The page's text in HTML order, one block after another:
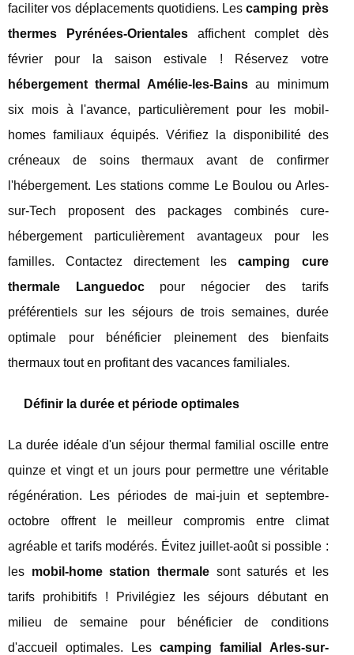
faciliter vos déplacements quotidiens. Lescamping près
thermes Pyrénées-Orientalesaffichent complet dès
février pour la saison estivale ! Réservez votre
hébergement thermal Amélie-les-Bainsau minimum
six mois à l'avance, particulièrement pour les mobil-
homes familiaux équipés. Vérifiez la disponibilité des
créneaux de soins thermaux avant de confirmer
l'hébergement. Les stations comme Le Boulou ou Arles-
sur-Tech proposent des packages combinés cure-
hébergement particulièrement avantageux pour les
familles. Contactez directement lescamping cure
thermale Languedocpour négocier des tarifs
préférentiels sur les séjours de trois semaines, durée
optimale pour bénéficier pleinement des bienfaits
thermaux tout en profitant des vacances familiales.
Définir la durée et période optimales
La durée idéale d'un séjour thermal familial oscille entre
quinze et vingt et un jours pour permettre une véritable
régénération. Les périodes de mai-juin et septembre-
octobre offrent le meilleur compromis entre climat
agréable et tarifs modérés. Évitez juillet-août si possible :
les mobil-home station thermalesont saturés et les
tarifs prohibitifs ! Privilégiez les séjours débutant en
milieu de semaine pour bénéficier de conditions
d'accueil optimales. Lescamping familial Arles-sur-